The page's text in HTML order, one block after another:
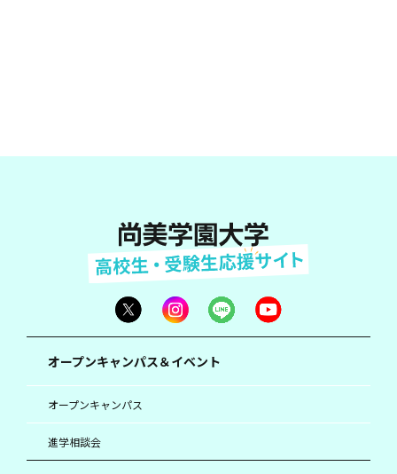
オープンキャンパス＆イベント
オープンキャンパス
進学相談会